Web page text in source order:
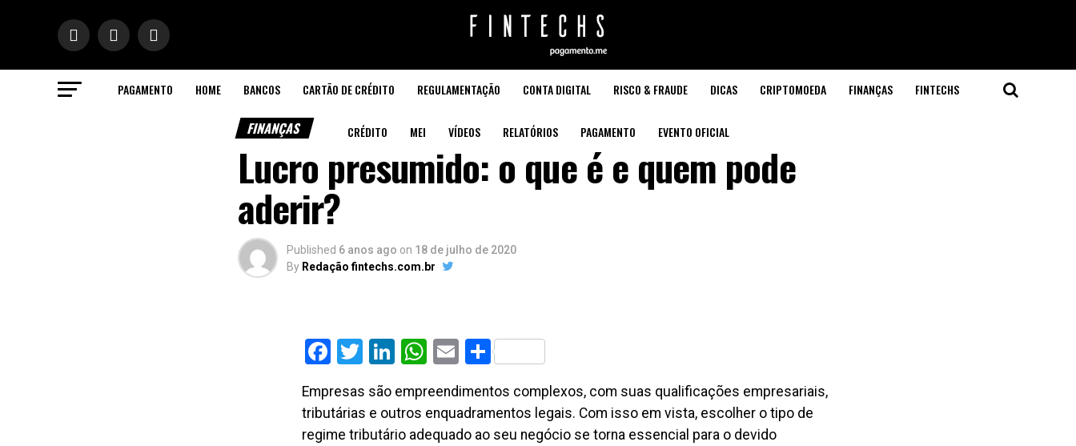
PAGAMENTO HOME BANCOS CARTÃO DE CRÉDITO REGULAMENTAÇÃO CONTA DIGITAL RISCO & FRAUDE DICAS CRIPTOMOEDA FINANÇAS FINTECHS
CRÉDITO MEI VÍDEOS RELATÓRIOS PAGAMENTO EVENTO OFICIAL
FINANÇAS
Lucro presumido: o que é e quem pode
aderir?
Published 6 anos ago on 18 de julho de 2020
By Redação fintechs.com.br
Facebook
Twitter
LinkedIn
WhatsApp
EmailShare
Empresas são empreendimentos complexos, com suas qualificações empresariais,
tributárias e outros enquadramentos legais. Com isso em vista, escolher o tipo de
regime tributário adequado ao seu negócio se torna essencial para o devido